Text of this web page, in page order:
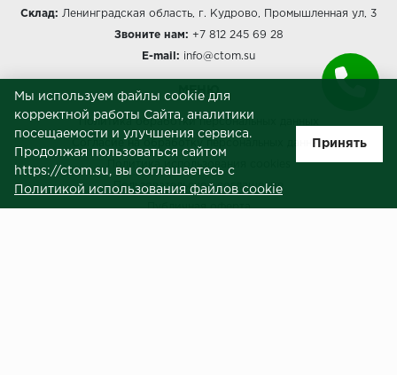
Склад: Ленинградская область, г. Кудрово, Промышленная ул, 3
Звоните нам: +7 812 245 69 28
E-mail: info@ctom.su
МЕНЮ
Политика обработки персональных данных
Согласие на обработку персональных данных
Пользовательское соглашение
Публичная оферта
Мы используем файлы cookie для
корректной работы Сайта, аналитики
посещаемости и улучшения сервиса.
Продолжая пользоваться сайтом
https://ctom.su, вы соглашаетесь с
Политикой использования файлов cookie
Принять